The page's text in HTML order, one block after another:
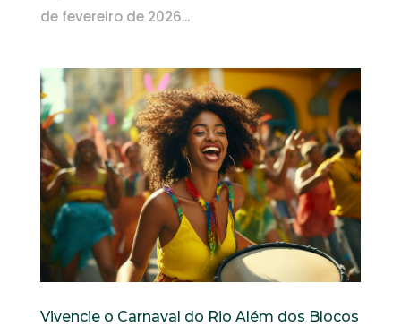
de fevereiro de 2026...
Vivencie o Carnaval do Rio Além dos Blocos